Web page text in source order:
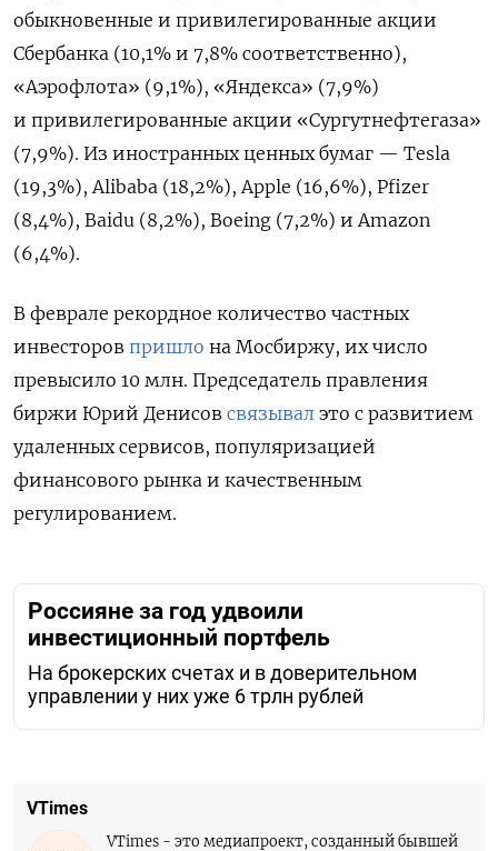
обыкновенные и привилегированные акции
Сбербанка (10,1% и 7,8% соответственно),
«Аэрофлота» (9,1%), «Яндекса» (7,9%)
и привилегированные акции «Сургутнефтегаза»
(7,9%). Из иностранных ценных бумаг — Tesla
(19,3%), Alibaba (18,2%), Apple (16,6%), Pfizer
(8,4%), Baidu (8,2%), Boeing (7,2%) и Amazon
(6,4%).
В феврале рекордное количество частных
инвесторов пришло на Мосбиржу, их число
превысило 10 млн. Председатель правления
биржи Юрий Денисов связывал это с развитием
удаленных сервисов, популяризацией
финансового рынка и качественным
регулированием.
Россияне за год удвоили
инвестиционный портфель
На брокерских счетах и в доверительном
управлении у них уже 6 трлн рублей
VTimes
VTimes - это медиапроект, созданный бывшей